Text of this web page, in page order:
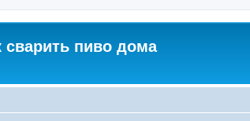
пиво дома